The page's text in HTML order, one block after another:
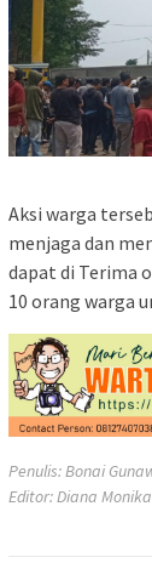
Aksi warga
menjaga dan
dapat di Terima
10 orang warga
Penulis: Bonai
Editor: Diana Monika